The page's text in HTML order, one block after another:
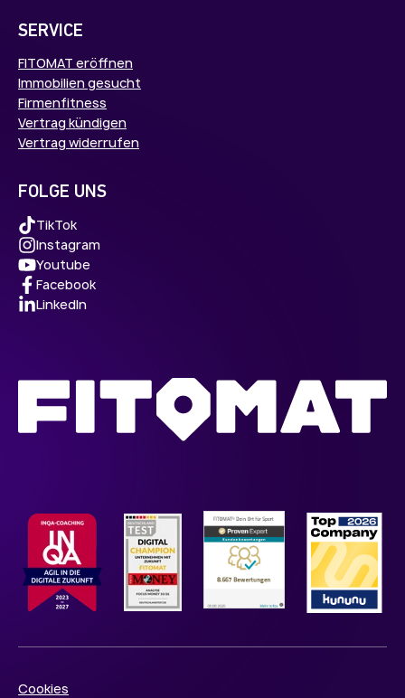
SERVICE
FITOMAT eröffnen
Immobilien gesucht
Firmenfitness
Vertrag kündigen
Vertrag widerrufen
FOLGE UNS
TikTok
Instagram
Youtube
Facebook
LinkedIn
Cookies